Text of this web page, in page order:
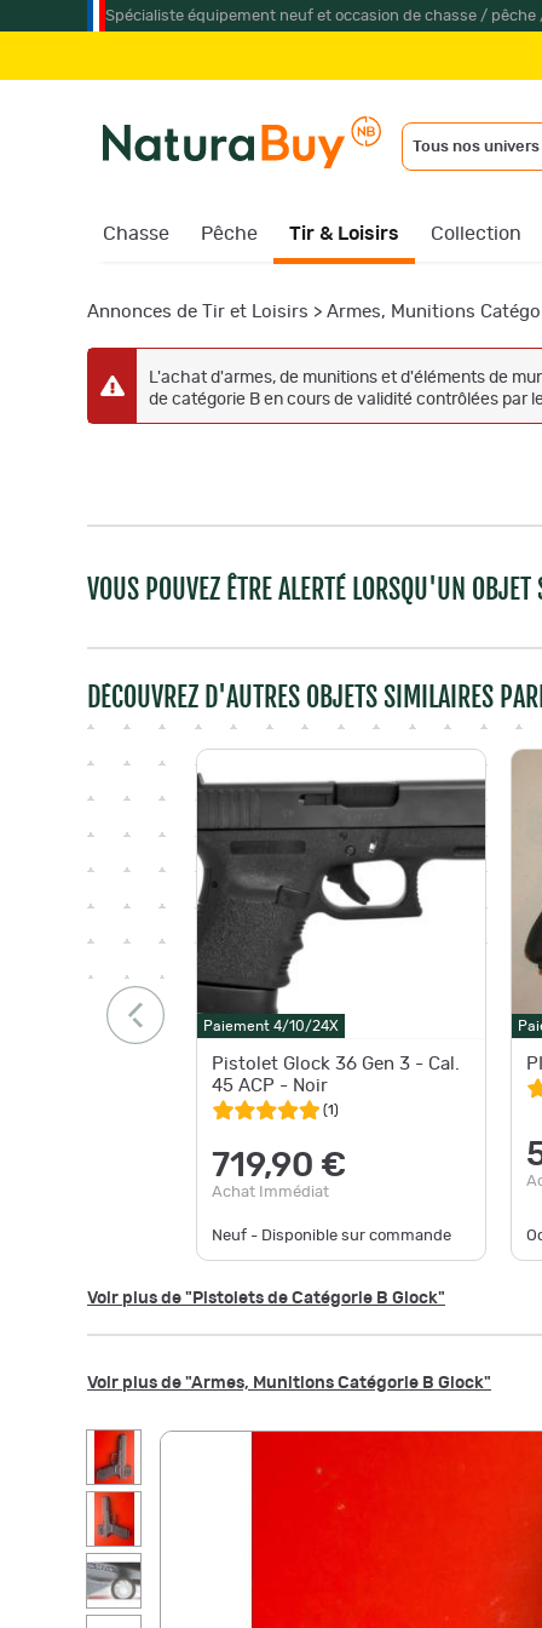
Spécialiste équipement neuf et occasion de chasse / pêche
Tous nos univers
Chasse Pêche Tir & Loisirs Collection
Annonces de Tir et Loisirs > Armes, Munitions
L'achat d'armes, de munitions et d'éléments de
de catégorie B en cours de validité contrôlées par
VOUS POUVEZ ÊTRE ALERTÉ LORSQU'UN
DÉCOUVREZ D'AUTRES OBJETS SIMILAIRES
Paiement 4/10/24X
Pistolet Glock 36 Gen 3 - Cal.
45 ACP - Noir
(1 )
719,90 €
Achat Immédiat
Neuf - Disponible sur commande
Voir plus de "Pistolets de Catégorie B Glock"
Voir plus de "Armes, Munitions Catégorie B Glock"